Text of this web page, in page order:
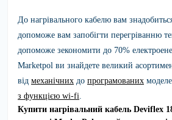
До нагрівального кабелю вам
допоможе вам запобігти перегріванню
допоможе зекономити до 70%
Marketpol ви знайдете великий
від механічних до програмованих
з функцією wi-fi
Купити нагрівальний кабель Deviflex